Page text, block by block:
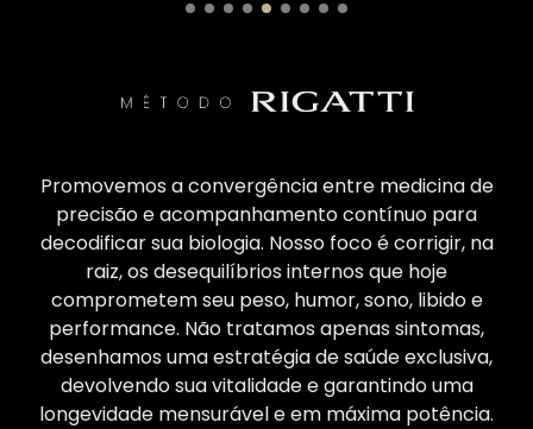
Promovemos a convergência entre medicina de
precisão e acompanhamento contínuo para
decodificar sua biologia. Nosso foco é corrigir, na
raiz, os desequilíbrios internos que hoje
comprometem seu peso, humor, sono, libido e
performance. Não tratamos apenas sintomas,
desenhamos uma estratégia de saúde exclusiva,
devolvendo sua vitalidade e garantindo uma
longevidade mensurável e em máxima potência.